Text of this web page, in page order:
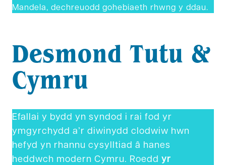
Mandela, dechreuodd gohebiaeth rhwng y ddau.
Desmond Tutu &
Cymru
Efallai y bydd yn syndod i rai fod yr
ymgyrchydd a’r diwinydd clodwiw hwn
hefyd yn rhannu cysylltiad â hanes
heddwch modern Cymru. Roedd yr